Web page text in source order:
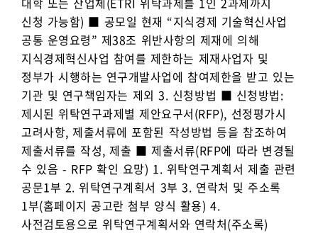
신청 가능함) ■ 공모일 현재 “지식경제 기술혁신사업
공통 운영요령” 제38조 위반사항의 제재에 의해
지식경제혁신사업 참여를 제한하는 제재사업자 및
정부가 시행하는 연구개발사업에 참여제한을 받고 있는
기관 및 연구책임자는 제외 3. 신청방법 ■ 신청방법:
제시된 위탁연구과제별 제안요구서(RFP), 선정평가시
고려사항, 제출서류에 포함된 작성방법 등을 참조하여
제출서류를 작성, 제출 ■ 제출서류(RFP에 따라 변경될
수 있음 - RFP 확인 요망) 1. 위탁연구계획서 제출 관련
공문1부 2. 위탁연구계획서 3부 3. 연락처 및 주소록
1부(홈페이지 공고란 첨부 양식 활용) 4.
사전검토용으로 위탁연구계획서와 연락처(주소록)